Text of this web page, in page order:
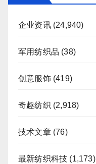
企业资讯(24,940)
军用纺织品 (38)
创意服饰(419)
奇趣纺织 (2,918)
技术文章(76)
最新纺织科技 (1,173)